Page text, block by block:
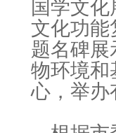
国学文
文化功能
题名碑展
物环境和
心，举办